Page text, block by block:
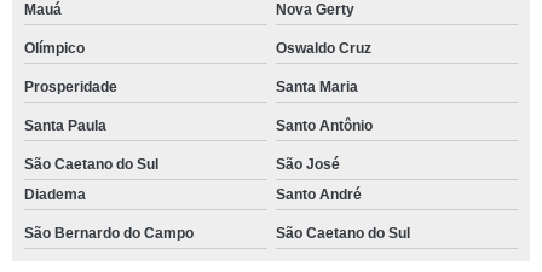
Mauá Nova Gerty
Olímpico Oswaldo Cruz
Prosperidade Santa Maria
Santa Paula Santo Antônio
São Caetano do Sul
São José
Diadema
Santo André
São Bernardo do Campo São Caetano do Sul